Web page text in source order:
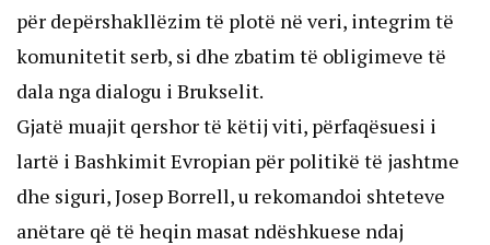
për depërshakllëzim të plotë në veri, integrim të
komunitetit serb, si dhe zbatim të obligimeve të
dala nga dialogu i Brukselit.
Gjatë muajit qershor të këtij viti, përfaqësuesi i
lartë i Bashkimit Evropian për politikë të jashtme
dhe siguri, Josep Borrell, u rekomandoi shteteve
anëtare që të heqin masat ndëshkuese ndaj